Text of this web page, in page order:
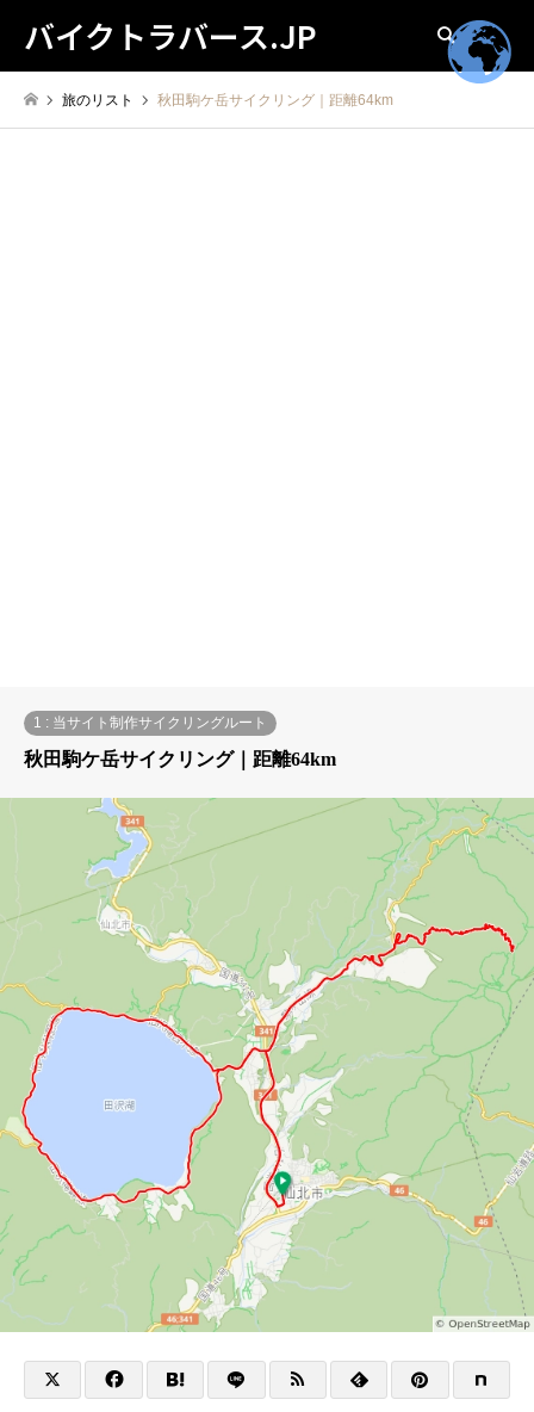
バイクトラバース.JP 検索
旅のリスト 秋田駒ケ岳サイクリング｜距離64km
1 : 当サイト制作サイクリングルート
秋田駒ケ岳サイクリング｜距離64km